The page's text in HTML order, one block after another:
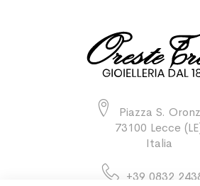
Piazza S.
73100 Lecce
Italia
+39 0832